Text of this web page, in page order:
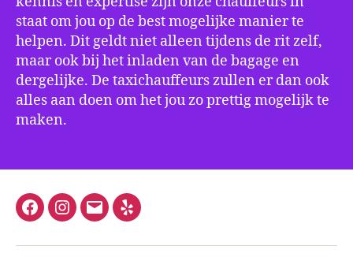
staat om jou op de best mogelijke manier te
helpen. Dit geldt niet alleen tijdens de rit zelf,
maar ook bij het inladen van de bagage en
dergelijke. De taxichauffeurs zullen er dan ook
alles aan doen om het jou zo prettig mogelijk te
maken.
FacebookInstagram
E-
Yelp